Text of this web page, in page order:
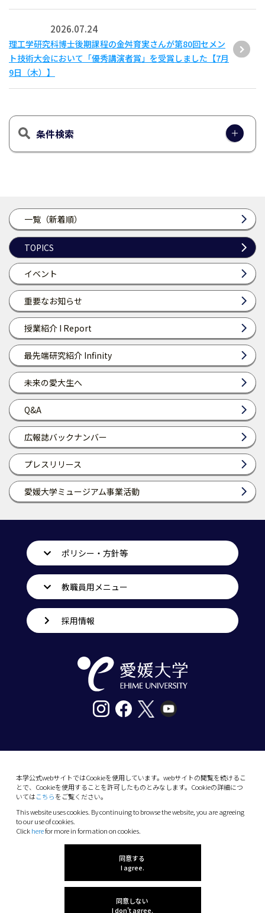
一覧（新着順）
TOPICS
イベント
重要なお知らせ
授業紹介 I Report
最先端研究紹介 Infinity
未来の愛大生へ
Q&A
広報誌バックナンバー
プレスリリース
愛媛大学ミュージアム事業活動
2026.07.24
理工学研究科博士後期課程の金舛育実さんが第80回セメン
ト技術大会において「優秀講演者賞」を受賞しました【7月
9日（木）】
条件検索
本学公式webサイトではCookieを使用しています。webサイトの閲覧を続けるこ
とで、Cookieを使用することを許可したものとみなします。Cookieの詳細につ
いてはこちらをご覧ください。
This website uses cookies. By continuing to browse the website, you are agreeing
to our use of cookies.
Clickherefor more in formation on cookies.
同意する
I agree.
同意しない
I don't agree.
ポリシー・方針等
教職員用メニュー
採用情報
10-13 Dogo-Himata, Matsuyama, Ehime 790-
Phone: +81 89-927-9000
(C) 2026 Ehime University.